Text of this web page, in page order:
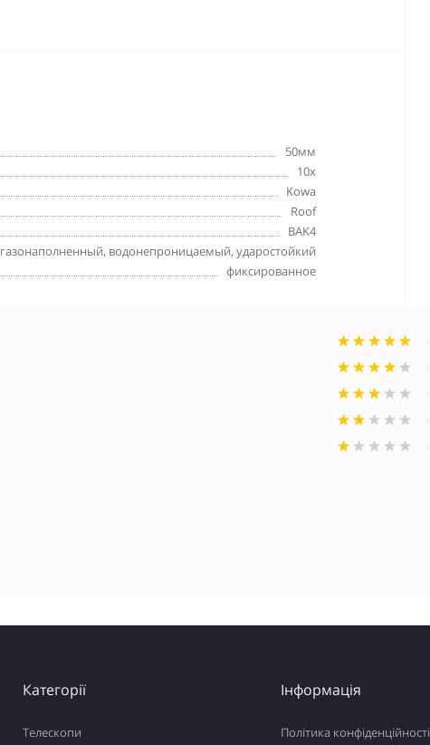
50мм
10x
Kowa
Roof
BAK4
газонаполненный, водонепроницаемый, ударостойкий
фиксированное
Категорії
Телескопи
Інформація
Політика конфіденційності